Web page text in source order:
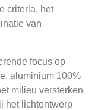
criteria, het
van
focus op
aluminium 100%
milieu versterken
het lichtontwerp